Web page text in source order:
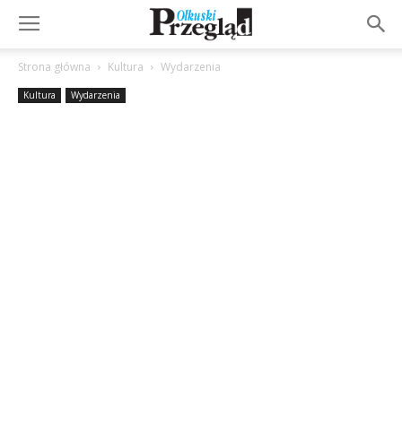
Strona główna Kultura Wydarzenia
Kultura Wydarzenia